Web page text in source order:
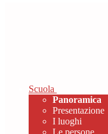
Scuola
Panoramica
Presentazione
I luoghi